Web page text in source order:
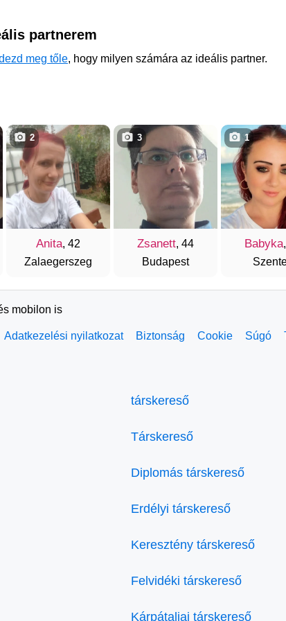
partnerem
meg tőle, hogy milyen számára az ideális partner.
Anita, 42
Zalaegerszeg
2
Zsanett, 44
Budapest
3
Babyka
1
mobilon is
Adatkezelési nyilatkozat Biztonság Cookie Súgó
társkereső
Társkereső
Diplomás társkereső
Erdélyi társkereső
Keresztény társkereső
Felvidéki társkereső
Kárpátaljai társkereső